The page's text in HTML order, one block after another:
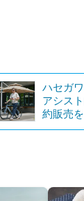
ハセガ
アシス
約販売